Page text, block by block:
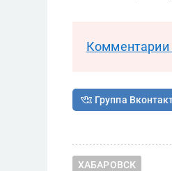
Комментарии
Группа
ХАБАРОВСК